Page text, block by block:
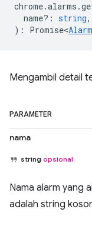
chrome.alarms .
name? : string,
) : Promise<Alarm
Mengambil detail
PARAMETER
nama
string opsional
Nama alarm yang
adalah string